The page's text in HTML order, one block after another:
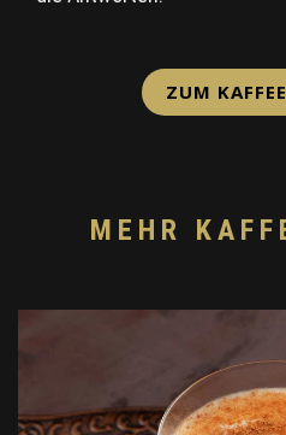
ZUM
MEHR